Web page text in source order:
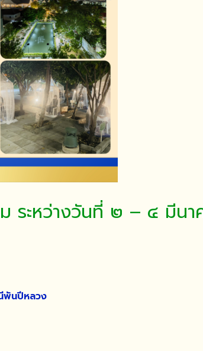
ระหว่างวันที่ ๒ – ๔ มีน
พันปีหลวง